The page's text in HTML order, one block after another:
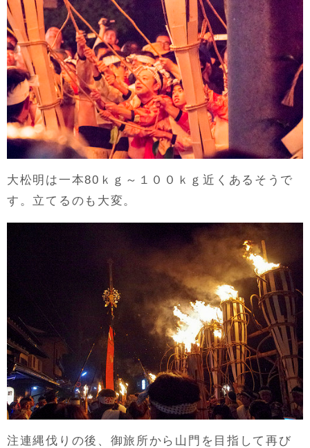
大松明は一本80ｋｇ～１００ｋｇ近くあるそうで
す。立てるのも大変。
注連縄伐りの後、御旅所から山門を目指して再び